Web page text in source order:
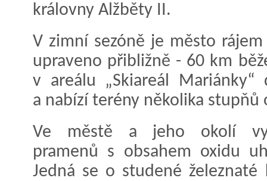
královny Alžběty II.
V zimní sezóně je město
upraveno přibližně - 60 km
v areálu „Skiareál
a nabízí terény několika stupňů
Ve městě a jeho okolí
pramenů s obsahem oxidu
Jedná se o studené